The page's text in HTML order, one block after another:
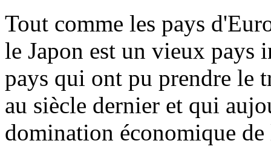
Tout comme les pays
le Japon est un vieux pays
pays qui ont pu prendre le
au siècle dernier et qui
domination économique de